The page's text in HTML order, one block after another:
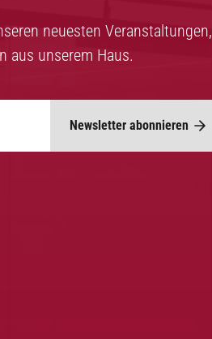
neuesten Veranstaltungen,
aus unserem Haus.
Newsletter abonnieren